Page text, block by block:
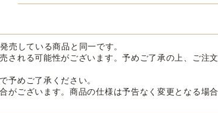
している商品と同一です。
される可能性がございます。予めご了承の上、ご注文
予めご了承ください。
がございます。商品の仕様は予告なく変更となる場合